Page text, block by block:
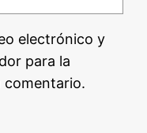
electrónico y
para la
comentario.